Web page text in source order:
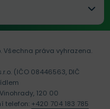
Všechna práva vyhrazena.
(IČO 08446563, DIČ
120 00
telefon: +420 704 183 785